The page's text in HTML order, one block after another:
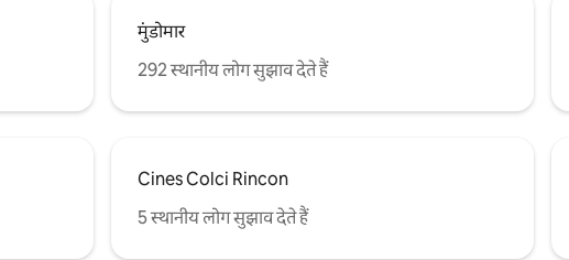
मुंडोमार
292 स्थानीय लोग सुझाव देते हैं
Cines Colci Rincon
5 स्थानीय लोग सुझाव देते हैं